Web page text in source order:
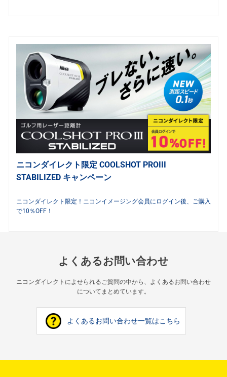
ニコンダイレクト限定 COOLSHOT PROIII
STABILIZED キャンペーン
ニコンダイレクト限定！ニコンイメージング会員にログイン後、ご購入
で10％OFF！
よくあるお問い合わせ
ニコンダイレクトによせられるご質問の中から、よくあるお問い合わせ
についてまとめています。
よくあるお問い合わせ一覧はこちら